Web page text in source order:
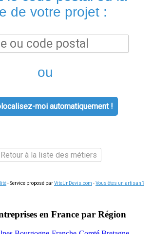
de votre projet :
ou
moi automatiquement !
Retour à la liste des métiers
- Service proposé parViteUnDevis.com -Vous êtes un artisan ?
en France par Région